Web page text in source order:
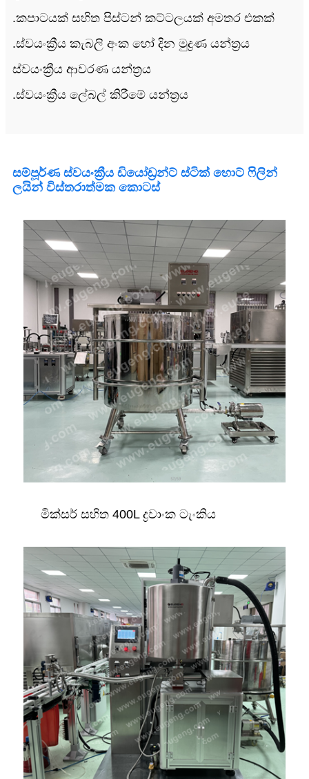
.කපාටයක් සහිත පිස්ටන් කට්ටලයක් අමතර එකක්
.ස්වයංක්‍රීය කැබලි අංක හෝ දින මුද්‍රණ යන්ත්‍රය
ස්වයංක්‍රීය ආවරණ යන්ත්‍රය
.ස්වයංක්‍රීය ලේබල් කිරීමේ යන්ත්‍රය
සම්පූර්ණ ස්වයංක්‍රීය ඩියෝඩ්‍රන්ට් ස්ටික් හොට් ෆිලින්
ලයින් විස්තරාත්මක කොටස්
මික්සර් සහිත 400L ද්‍රවාංක ටැංකිය